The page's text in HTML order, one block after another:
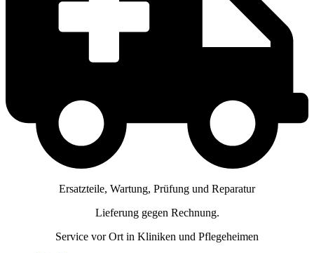
Ersatzteile, Wartung, Prüfung und Reparatur
Lieferung gegen Rechnung.
Service vor Ort in Kliniken und Pflegeheimen